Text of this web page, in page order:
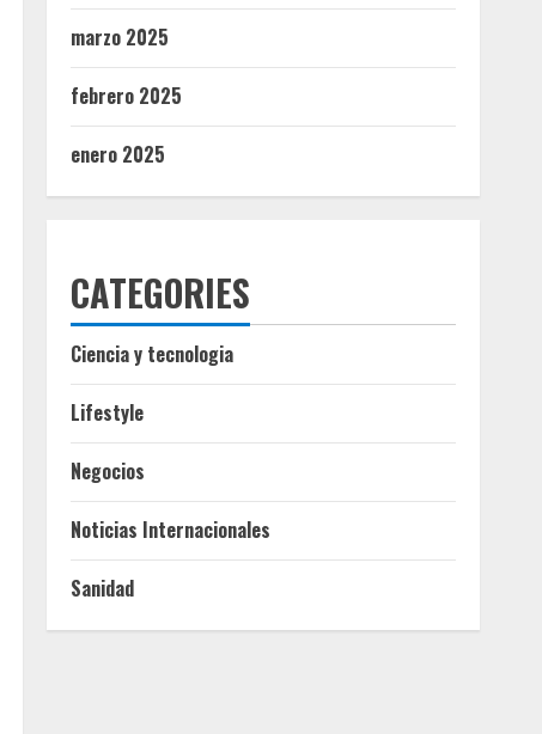
marzo 2025
febrero 2025
enero 2025
CATEGORIES
Ciencia y tecnologia
Lifestyle
Negocios
Noticias Internacionales
Sanidad